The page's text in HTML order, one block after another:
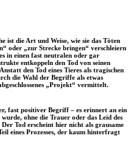
die Art und Weise, wie sie das Töten
oder „zur Strecke bringen“ verschleiern
in einen fast neutralen oder gar
entkoppeln den Tod von seinen
den Tod eines Tieres als tragischen
die Wahl der Begriffe als etwas
„Projekt“ vermittelt.
fast positiver Begriff – es erinnert an ein
ohne die Trauer oder das Leid des
Tod erscheint hier nicht als grausame
eines Prozesses, der kaum hinterfragt